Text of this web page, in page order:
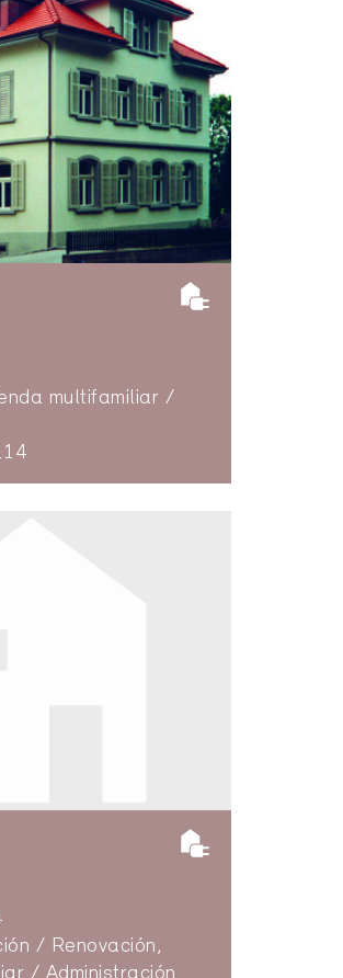
multifamiliar /
/ Renovación,
/ Administración